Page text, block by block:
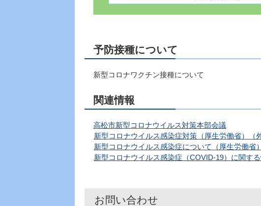
予防接種について
新型コロナワクチン接種について
関連情報
高松市新型コロナウイルス対策本部会議
新型コロナウイルス感染症対策（厚生労働省）（
新型コロナウイルス感染症について（厚生労働省
新型コロナウイルス感染症（COVID-19）に関す
お問い合わせ